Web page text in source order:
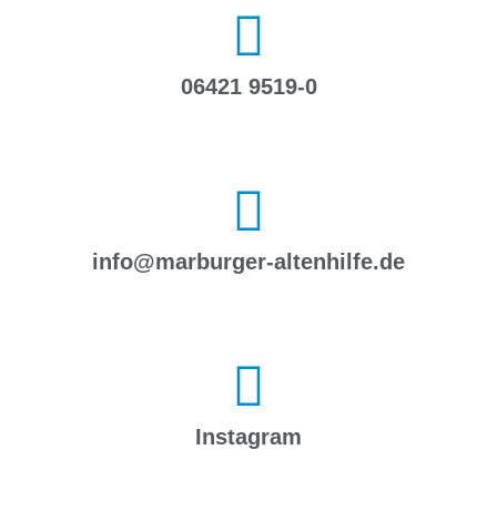
06421 9519-0
info@marburger-altenhilfe.de
Instagram